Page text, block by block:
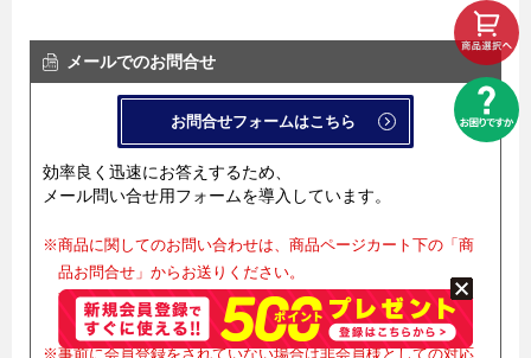
メールでのお問合せ
お問合せフォームはこちら
効率良く迅速にお答えするため、
メール問い合せ用フォームを導入しています。
※商品に関してのお問い合わせは、商品ページカート下の「商
品お問合せ」からお送りください。
商品ページ内の「商品お問合せ」からのお問合せでない場合
は商品名が共有できません。
※事前に会員登録をされていない場合は非会員様としての対応